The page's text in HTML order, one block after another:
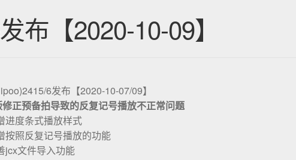
布【2020-10-09】
6发布【2020-10-07/09】
正预备拍导致的反复记号播放不正常问题
进度条式播放样式
按照反复记号播放的功能
jcx文件导入功能